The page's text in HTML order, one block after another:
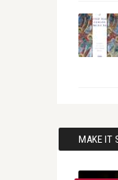
MAKE IT